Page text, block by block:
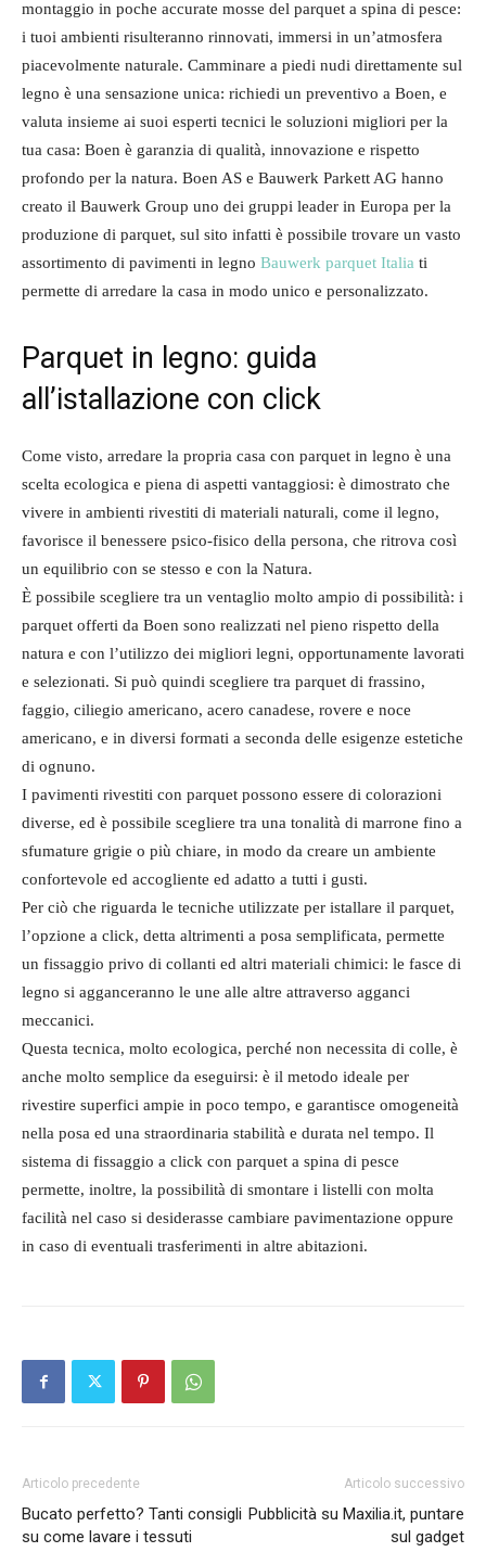
montaggio in poche accurate mosse del parquet a spina di pesce:
i tuoi ambienti risulteranno rinnovati, immersi in un’atmosfera
piacevolmente naturale. Camminare a piedi nudi direttamente sul
legno è una sensazione unica: richiedi un preventivo a Boen, e
valuta insieme ai suoi esperti tecnici le soluzioni migliori per la
tua casa: Boen è garanzia di qualità, innovazione e rispetto
profondo per la natura. Boen AS e Bauwerk Parkett AG hanno
creato il Bauwerk Group uno dei gruppi leader in Europa per la
produzione di parquet, sul sito infatti è possibile trovare un vasto
assortimento di pavimenti in legno Bauwerk parquet Italia ti
permette di arredare la casa in modo unico e personalizzato.
Parquet in legno: guida
all’istallazione con click
Come visto, arredare la propria casa con parquet in legno è una
scelta ecologica e piena di aspetti vantaggiosi: è dimostrato che
vivere in ambienti rivestiti di materiali naturali, come il legno,
favorisce il benessere psico-fisico della persona, che ritrova così
un equilibrio con se stesso e con la Natura.
È possibile scegliere tra un ventaglio molto ampio di possibilità: i
parquet offerti da Boen sono realizzati nel pieno rispetto della
natura e con l’utilizzo dei migliori legni, opportunamente lavorati
e selezionati. Si può quindi scegliere tra parquet di frassino,
faggio, ciliegio americano, acero canadese, rovere e noce
americano, e in diversi formati a seconda delle esigenze estetiche
di ognuno.
I pavimenti rivestiti con parquet possono essere di colorazioni
diverse, ed è possibile scegliere tra una tonalità di marrone fino a
sfumature grigie o più chiare, in modo da creare un ambiente
confortevole ed accogliente ed adatto a tutti i gusti.
Per ciò che riguarda le tecniche utilizzate per istallare il parquet,
l’opzione a click, detta altrimenti a posa semplificata, permette
un fissaggio privo di collanti ed altri materiali chimici: le fasce di
legno si agganceranno le une alle altre attraverso agganci
meccanici.
Questa tecnica, molto ecologica, perché non necessita di colle, è
anche molto semplice da eseguirsi: è il metodo ideale per
rivestire superfici ampie in poco tempo, e garantisce omogeneità
nella posa ed una straordinaria stabilità e durata nel tempo. Il
sistema di fissaggio a click con parquet a spina di pesce
permette, inoltre, la possibilità di smontare i listelli con molta
facilità nel caso si desiderasse cambiare pavimentazione oppure
in caso di eventuali trasferimenti in altre abitazioni.
Articolo precedente
Bucato perfetto? Tanti consigli
su come lavare i tessuti
Articolo successivo
Pubblicità su Maxilia.it, puntare
sul gadget